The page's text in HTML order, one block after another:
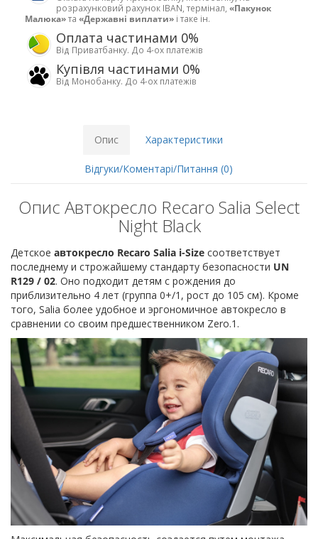
розрахунковий рахунок IBAN, термінал, «Пакунок
Малюка»та «Державні виплати» і таке ін.
Оплата частинами 0%
Від Приватбанку. До 4-ох платежів
Купівля частинами 0%
Від Монобанку. До 4-ох платежів
Опис Характеристики
Відгуки/Коментарі/Питання (0)
Опис Автокресло Recaro Salia Select
Night Black
Детское автокресло Recaro Salia i-Size соответствует
последнему и строжайшему стандарту безопасности UN
R129 / 02. Оно подходит детям с рождения до
приблизительно 4 лет (группа 0+/1, рост до 105 см). Кроме
того, Salia более удобное и эргономичное автокресло в
сравнении со своим предшественником Zero.1.